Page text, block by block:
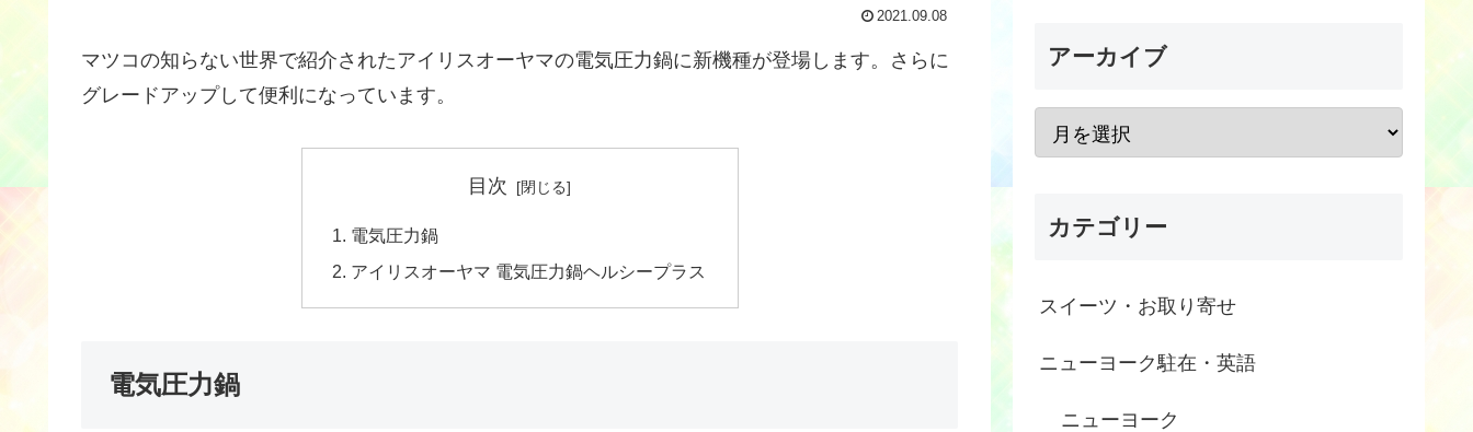
2021.09.08
マツコの知らない世界で紹介されたアイリスオーヤマの電気圧力鍋に新機種が登場します。さらに
グレードアップして便利になっています。
目次
電気圧力鍋
アイリスオーヤマ 電気圧力鍋ヘルシープラス
電気圧力鍋
アーカイブ
カテゴリー
スイーツ・お取り寄せ
ニューヨーク駐在・英語
ニューヨーク